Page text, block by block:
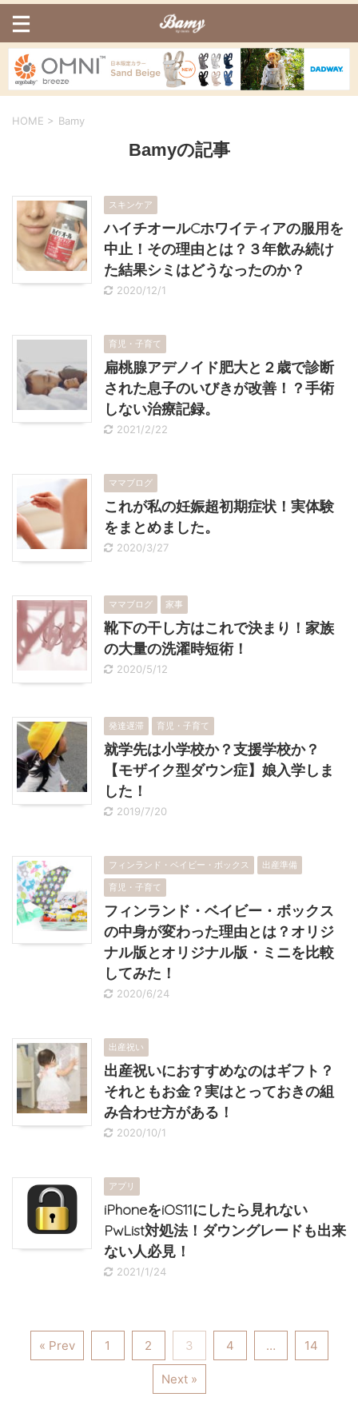
HOME > Bamy
Bamyの記事
スキンケア
ハイチオールCホワイティアの服用を
中止！その理由とは？３年飲み続け
た結果シミはどうなったのか？
2020/12/1
育児・子育て
扁桃腺アデノイド肥大と２歳で診断
された息子のいびきが改善！？手術
しない治療記録。
2021/2/22
ママブログ
これが私の妊娠超初期症状！実体験
をまとめました。
2020/3/27
ママブログ 家事
靴下の干し方はこれで決まり！家族
の大量の洗濯時短術！
2020/5/12
発達遅滞 育児・子育て
就学先は小学校か？支援学校か？
【モザイク型ダウン症】娘入学しま
した！
2019/7/20
フィンランド・ベイビー・ボックス
出産準備
育児・子育て
フィンランド・ベイビー・ボックス
の中身が変わった理由とは？オリジ
ナル版とオリジナル版・ミニを比較
してみた！
2020/6/24
出産祝い
出産祝いにおすすめなのはギフト？
それともお金？実はとっておきの組
み合わせ方がある！
2020/10/1
アプリ
iPhoneをiOS11にしたら見れない
PwList対処法！ダウングレードも出来
ない人必見！
2021/1/24
« Prev 1 2 3 4 … 14
Next »